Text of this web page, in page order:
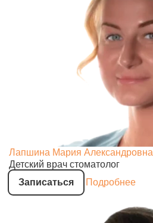
Лапшина Мария Александровна
Детский врач стоматолог
Записаться
Подробнее